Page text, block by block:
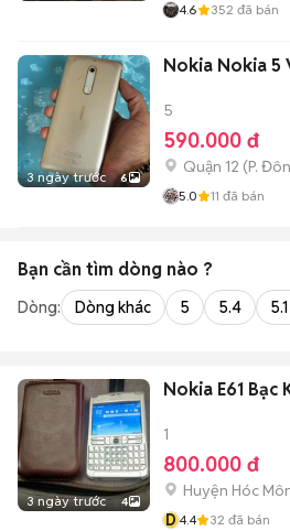
4.6 352 đã bán
3 ngày trước 6
Nokia Nokia 5
5
590.000 đ
Quận 12 (P.
5.0 11 đã bán
Bạn cần tìm dòng nào ?
Dòng: Dòng khác 5 5.4
3 ngày trước 4
Nokia E61 Bạc
1
800.000 đ
Huyện Hóc
D4.4 32 đã bán